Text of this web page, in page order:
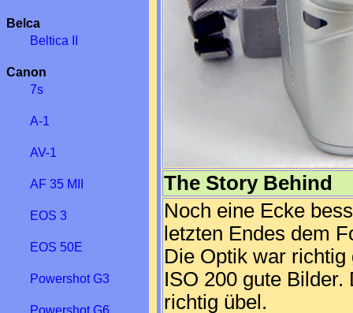
Belca
Beltica II
Canon
7s
A-1
AV-1
AF 35 MII
EOS 3
EOS 50E
Powershot G3
Powershot G6
The Story Behind
Noch eine Ecke
letzten Endes dem
Die Optik war
ISO 200 gute
richtig übel.